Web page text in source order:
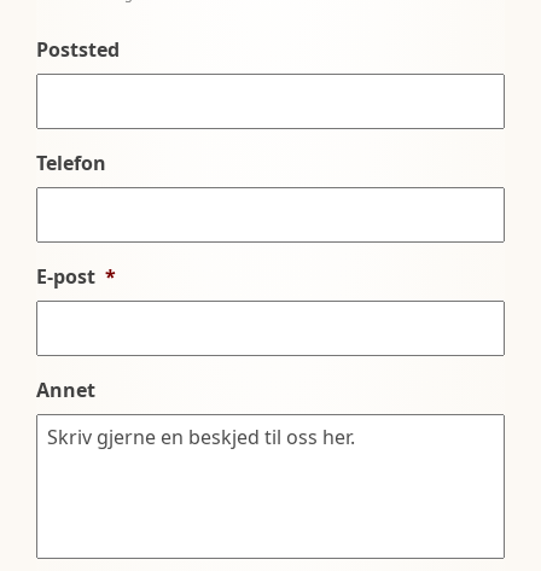
Poststed
Telefon
E-post *
Annet